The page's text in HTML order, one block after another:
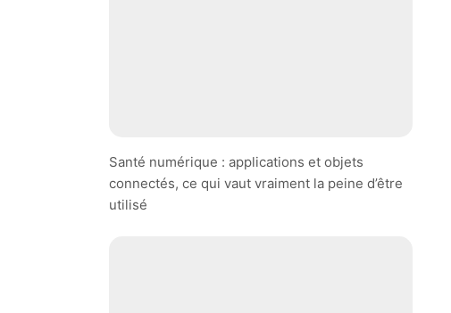
Santé numérique : applications et objets
connectés, ce qui vaut vraiment la peine d’être
utilisé